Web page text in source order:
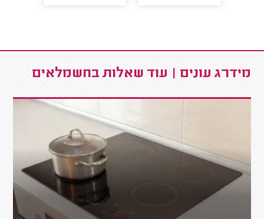
מידרג עונים | עוד שאלות בחשמלאים